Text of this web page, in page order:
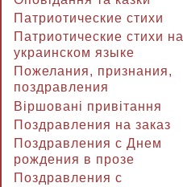
Патриотические стихи
Патриотические стихи на
украинском языке
Пожелания, признания,
поздравления
Віршовані привітання
Поздравления на заказ
Поздравления с Днем
рождения в прозе
Поздравления с